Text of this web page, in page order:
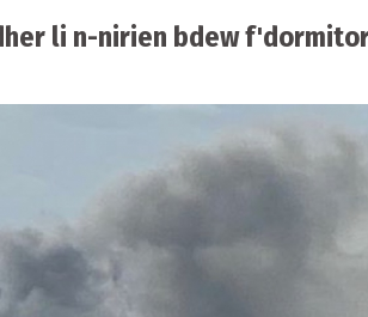
li n-nirien bdew